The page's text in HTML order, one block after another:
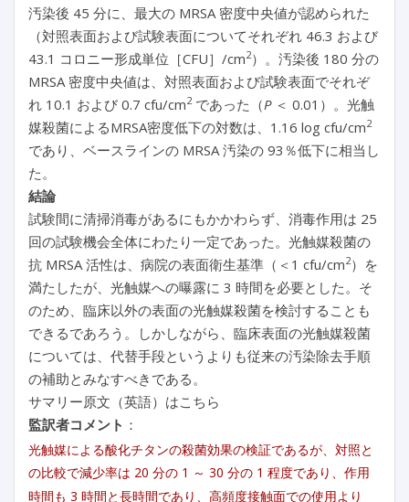
汚染後 45 分に、最大の MRSA 密度中央値が認められた
（対照表面および試験表面についてそれぞれ 46.3 および
43.1 コロニー形成単位［CFU］/cm2）。汚染後 180 分の
MRSA 密度中央値は、対照表面および試験表面でそれぞ
れ 10.1 および 0.7 cfu/cm2であった（P＜ 0.01）。光触
媒殺菌によるMRSA密度低下の対数は、1.16 log cfu/cm2
であり、ベースラインの MRSA 汚染の 93％低下に相当し
た。
結論
試験間に清掃消毒があるにもかかわらず、消毒作用は 25
回の試験機会全体にわたり一定であった。光触媒殺菌の
抗 MRSA 活性は、病院の表面衛生基準（＜1 cfu/cm2）を
満たしたが、光触媒への曝露に 3 時間を必要とした。そ
のため、臨床以外の表面の光触媒殺菌を検討することも
できるであろう。しかしながら、臨床表面の光触媒殺菌
については、代替手段というよりも従来の汚染除去手順
の補助とみなすべきである。
サマリー原文（英語）はこちら
監訳者コメント ：
光触媒による酸化チタンの殺菌効果の検証であるが、対照と
の比較で減少率は 20 分の 1 ～ 30 分の 1 程度であり、作用
時間も 3 時間と長時間であり、高頻度接触面での使用より